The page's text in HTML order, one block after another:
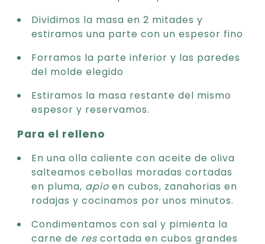
Dividimos la masa en 2 mitades y
estiramos una parte con un espesor fino
Forramos la parte inferior y las paredes
del molde elegido
Estiramos la masa restante del mismo
espesor y reservamos.
Para el relleno
En una olla caliente con aceite de oliva
salteamos cebollas moradas cortadas
en pluma, apio en cubos, zanahorias en
rodajas y cocinamos por unos minutos.
Condimentamos con sal y pimienta la
carne de res cortada en cubos grandes